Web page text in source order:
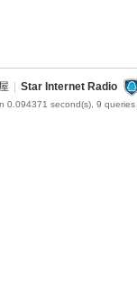
Star Internet Radio
0.094371 second(s), 9 queries .